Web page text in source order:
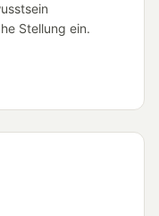
Stellung ein.